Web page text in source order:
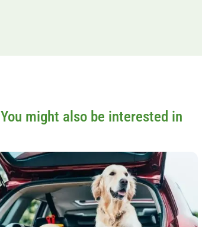
You might also be interested in